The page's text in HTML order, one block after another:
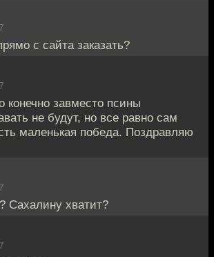
с сайта заказать?
конечно завместо псины
не будут, но все равно сам
маленькая победа. Поздравляю
Сахалину хватит?